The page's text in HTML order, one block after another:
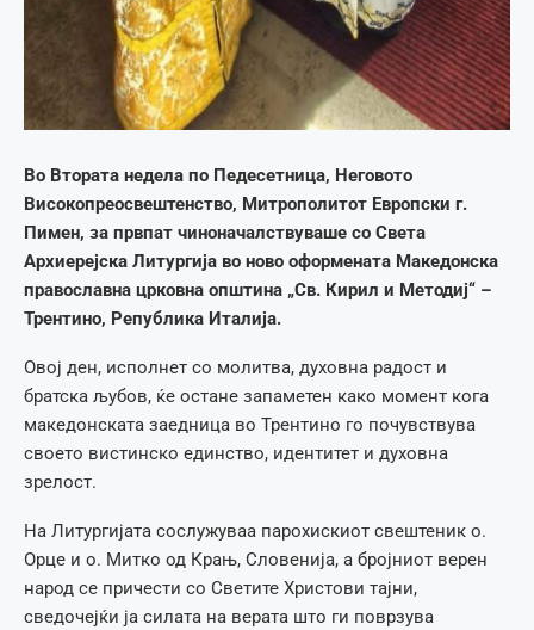
Во Втората недела по Педесетница, Неговото
Високопреосвештенство, Митрополитот Европски г.
Пимен, за првпат чиноначалствуваше со Света
Архиерејска Литургија во ново оформената Македонска
православна црковна општина „Св. Кирил и Методиј“ –
Трентино, Република Италија.
Овој ден, исполнет со молитва, духовна радост и
братска љубов, ќе остане запаметен како момент кога
македонската заедница во Трентино го почувствува
своето вистинско единство, идентитет и духовна
зрелост.
На Литургијата сослужуваа парохискиот свештеник о.
Орце и о. Митко од Крањ, Словенија, а бројниот верен
народ се причести со Светите Христови тајни,
сведочејќи ја силата на верата што ги поврзува